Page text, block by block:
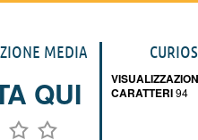
MEDIA
QUI CARATTERI94